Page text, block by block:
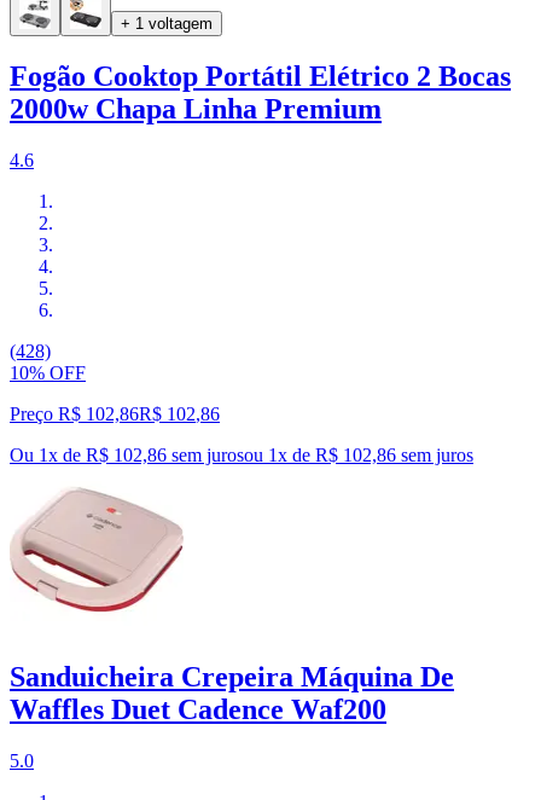
+ 1 voltagem
Fogão Cooktop Portátil Elétrico 2 Bocas
2000w Chapa Linha Premium
4.6
(428)
10% OFF
Preço R$ 102,86R$ 102,86
Ou 1x de R$ 102,86 sem jurosou 1x de R$ 102,86 sem juros
Sanduicheira Crepeira Máquina De
Waffles Duet Cadence Waf200
5.0